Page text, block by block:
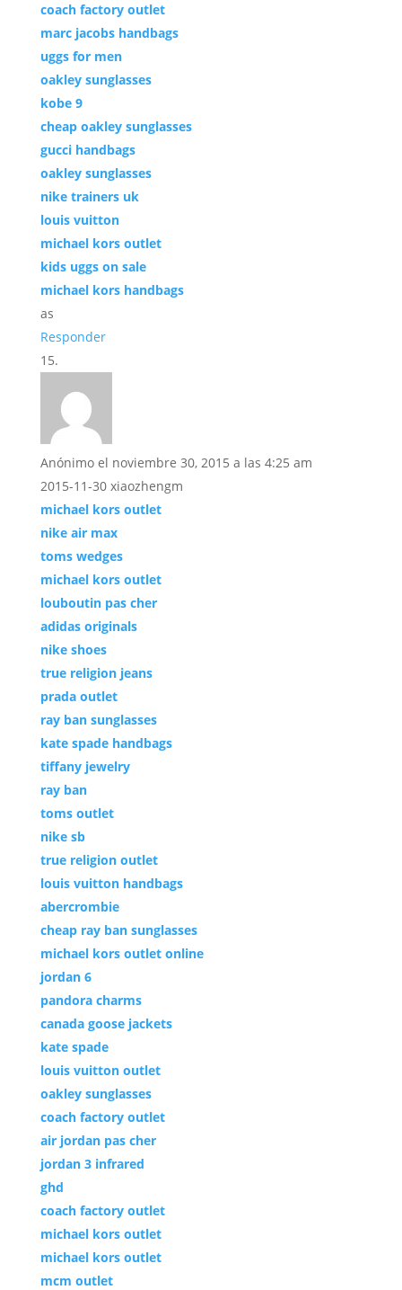
coach factory outlet
marc jacobs handbags
uggs for men
oakley sunglasses
kobe 9
cheap oakley sunglasses
gucci handbags
oakley sunglasses
nike trainers uk
louis vuitton
michael kors outlet
kids uggs on sale
michael kors handbags
as
Responder
Anónimo el noviembre 30, 2015 a las 4:25 am
2015-11-30 xiaozhengm
michael kors outlet
nike air max
toms wedges
michael kors outlet
louboutin pas cher
adidas originals
nike shoes
true religion jeans
prada outlet
ray ban sunglasses
kate spade handbags
tiffany jewelry
ray ban
toms outlet
nike sb
true religion outlet
louis vuitton handbags
abercrombie
cheap ray ban sunglasses
michael kors outlet online
jordan 6
pandora charms
canada goose jackets
kate spade
louis vuitton outlet
oakley sunglasses
coach factory outlet
air jordan pas cher
jordan 3 infrared
ghd
coach factory outlet
michael kors outlet
michael kors outlet
mcm outlet